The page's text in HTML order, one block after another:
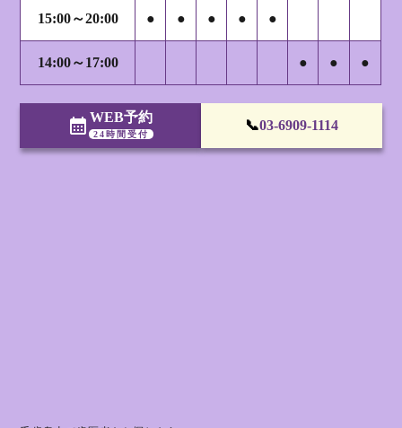
15:00～20:00 ● ● ● ● ●
14:00～17:00 ● ● ●
calendar_month WEB予約
24時間受付
📞03-6909-1114